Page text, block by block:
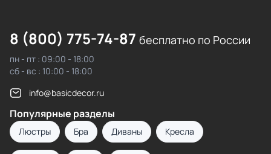
8 (800) 775-74-87 бесплатно по России
пн - пт : 09:00 - 18:00
сб - вс : 10:00 - 18:00
info@basicdecor.ru
Популярные разделы
Люстры Бра Диваны Кресла